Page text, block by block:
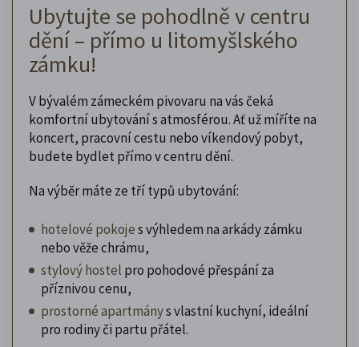
Ubytujte se pohodlně v centru
dění – přímo u litomyšlského
zámku!
V bývalém zámeckém pivovaru na vás čeká
komfortní ubytování s atmosférou. Ať už míříte na
koncert, pracovní cestu nebo víkendový pobyt,
budete bydlet přímo v centru dění.
Na výběr máte ze tří typů ubytování:
hotelové pokojes výhledem na arkády zámku
nebo věže chrámu,
stylový hostel pro pohodové přespání za
příznivou cenu,
prostorné apartmánys vlastní kuchyní, ideální
pro rodiny či partu přátel.